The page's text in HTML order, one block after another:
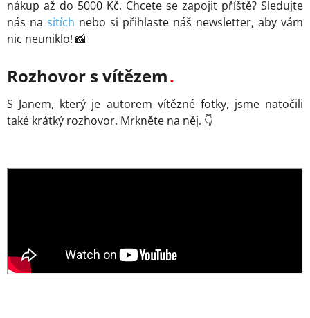
nákup až do 5000 Kč. Chcete se zapojit příště? Sledujte
nás na sítích nebo si přihlaste náš newsletter, aby vám
nic neuniklo! 📸
Rozhovor s vítězem
S Janem, který je autorem vítězné fotky, jsme natočili
také krátký rozhovor. Mrkněte na něj. 👇